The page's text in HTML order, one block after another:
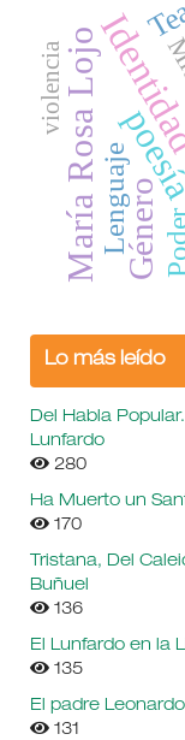
María Rosa Lojo Género
Lenguaje
violencia
Lo más leído
Del Habla
Lunfardo
280
Ha Muerto un
170
Tristana, Del
Buñuel
136
El Lunfardo en la
135
El padre
131